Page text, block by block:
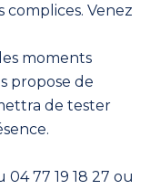
complices. Venez
moments
propose de
de tester
77 19 18 27 ou